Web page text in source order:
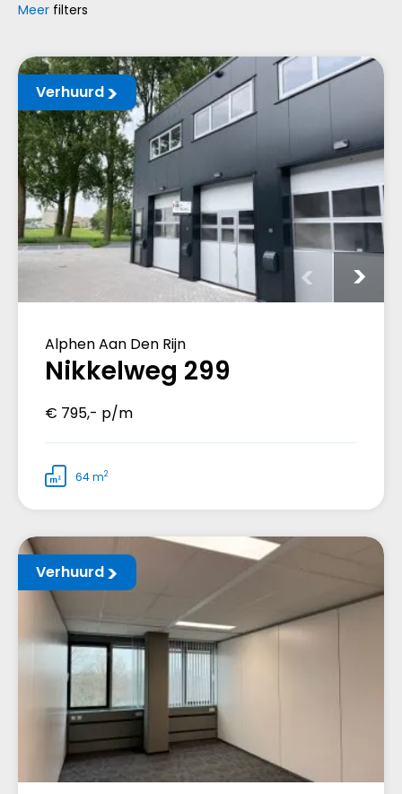
Meer filters
Verhuurd
Alphen Aan Den Rijn
Nikkelweg 299
€ 795,- p/m
64 m2
Verhuurd